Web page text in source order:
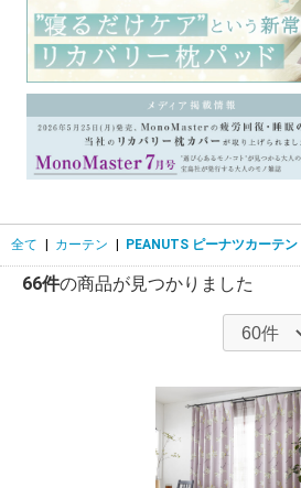
全て カーテン PEANUTS ピーナツカーテ
66件の商品が見つかりました